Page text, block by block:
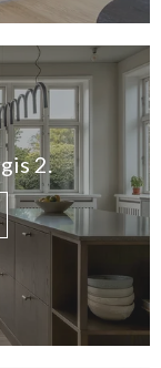
2.